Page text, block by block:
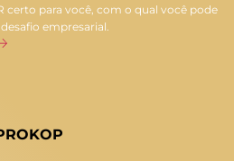
certo para você, com o qual você pode
empresarial.